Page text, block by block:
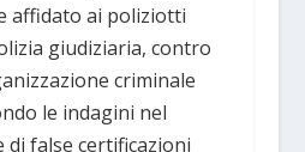
affidato ai poliziotti
giudiziaria, contro
criminale
le indagini nel
di false certificazioni